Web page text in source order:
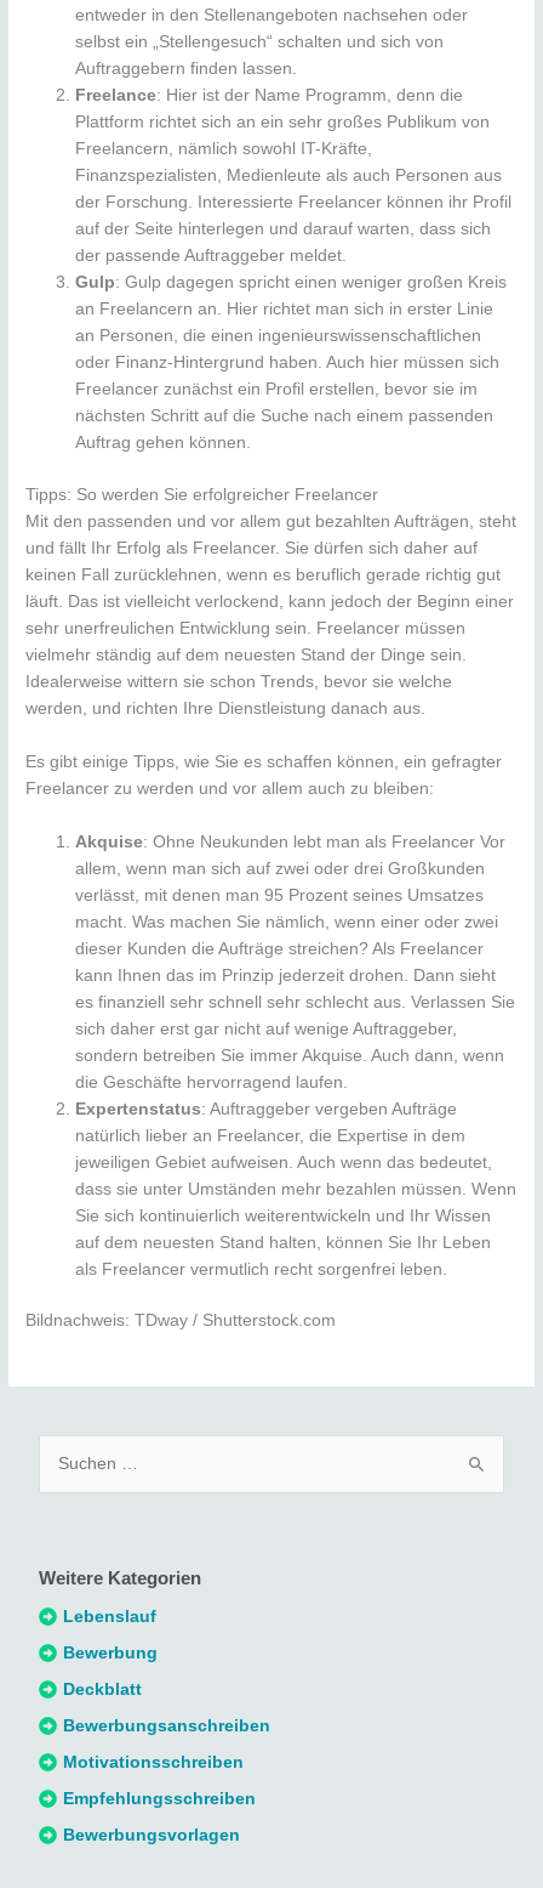
entweder in den Stellenangeboten nachsehen oder
selbst ein „Stellengesuch“ schalten und sich von
Auftraggebern finden lassen.
Freelance: Hier ist der Name Programm, denn die
Plattform richtet sich an ein sehr großes Publikum von
Freelancern, nämlich sowohl IT-Kräfte,
Finanzspezialisten, Medienleute als auch Personen aus
der Forschung. Interessierte Freelancer können ihr Profil
auf der Seite hinterlegen und darauf warten, dass sich
der passende Auftraggeber meldet.
Gulp: Gulp dagegen spricht einen weniger großen Kreis
an Freelancern an. Hier richtet man sich in erster Linie
an Personen, die einen ingenieurswissenschaftlichen
oder Finanz-Hintergrund haben. Auch hier müssen sich
Freelancer zunächst ein Profil erstellen, bevor sie im
nächsten Schritt auf die Suche nach einem passenden
Auftrag gehen können.
Tipps: So werden Sie erfolgreicher Freelancer
Mit den passenden und vor allem gut bezahlten Aufträgen, steht
und fällt Ihr Erfolg als Freelancer. Sie dürfen sich daher auf
keinen Fall zurücklehnen, wenn es beruflich gerade richtig gut
läuft. Das ist vielleicht verlockend, kann jedoch der Beginn einer
sehr unerfreulichen Entwicklung sein. Freelancer müssen
vielmehr ständig auf dem neuesten Stand der Dinge sein.
Idealerweise wittern sie schon Trends, bevor sie welche
werden, und richten Ihre Dienstleistung danach aus.
Es gibt einige Tipps, wie Sie es schaffen können, ein gefragter
Freelancer zu werden und vor allem auch zu bleiben:
Akquise: Ohne Neukunden lebt man als Freelancer Vor
allem, wenn man sich auf zwei oder drei Großkunden
verlässt, mit denen man 95 Prozent seines Umsatzes
macht. Was machen Sie nämlich, wenn einer oder zwei
dieser Kunden die Aufträge streichen? Als Freelancer
kann Ihnen das im Prinzip jederzeit drohen. Dann sieht
es finanziell sehr schnell sehr schlecht aus. Verlassen Sie
sich daher erst gar nicht auf wenige Auftraggeber,
sondern betreiben Sie immer Akquise. Auch dann, wenn
die Geschäfte hervorragend laufen.
Expertenstatus: Auftraggeber vergeben Aufträge
natürlich lieber an Freelancer, die Expertise in dem
jeweiligen Gebiet aufweisen. Auch wenn das bedeutet,
dass sie unter Umständen mehr bezahlen müssen. Wenn
Sie sich kontinuierlich weiterentwickeln und Ihr Wissen
auf dem neuesten Stand halten, können Sie Ihr Leben
als Freelancer vermutlich recht sorgenfrei leben.
Bildnachweis: TDway / Shutterstock.com
e
n
n
a
c
Weitere Kategorien
Lebenslauf
Bewerbung
Deckblatt
Bewerbungsanschreiben
Motivationsschreiben
Empfehlungsschreiben
Bewerbungsvorlagen